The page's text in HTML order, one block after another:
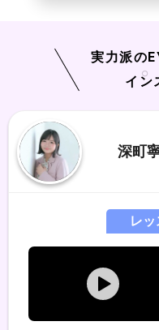
実力派の
イン
深町
レ